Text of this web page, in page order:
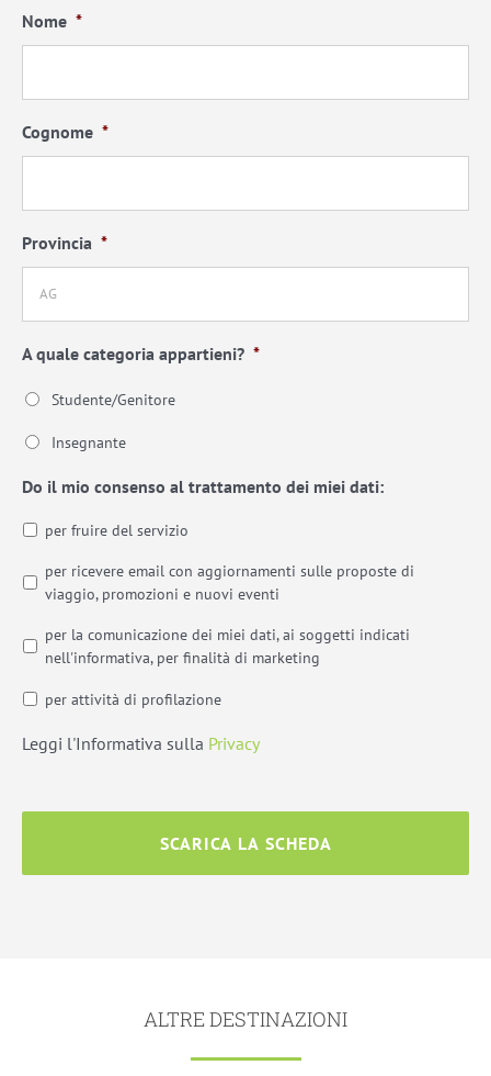
Nome *
Cognome *
Provincia *
A quale categoria appartieni? *
Studente/Genitore
Insegnante
Do il mio consenso al trattamento dei miei dati:
per fruire del servizio
per ricevere email con aggiornamenti sulle proposte di
viaggio, promozioni e nuovi eventi
per la comunicazione dei miei dati, ai soggetti indicati
nell'informativa, per finalità di marketing
per attività di profilazione
Leggi l'Informativa sulla Privacy
ALTRE DESTINAZIONI